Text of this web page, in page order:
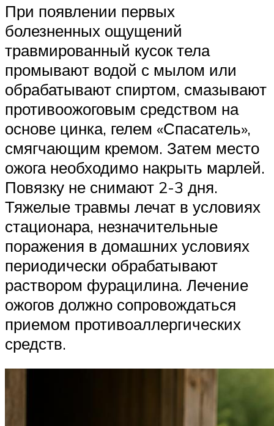
При появлении первых
болезненных ощущений
травмированный кусок тела
промывают водой с мылом или
обрабатывают спиртом, смазывают
противоожоговым средством на
основе цинка, гелем «Спасатель»,
смягчающим кремом. Затем место
ожога необходимо накрыть марлей.
Повязку не снимают 2-3 дня.
Тяжелые травмы лечат в условиях
стационара, незначительные
поражения в домашних условиях
периодически обрабатывают
раствором фурацилина. Лечение
ожогов должно сопровождаться
приемом противоаллергических
средств.